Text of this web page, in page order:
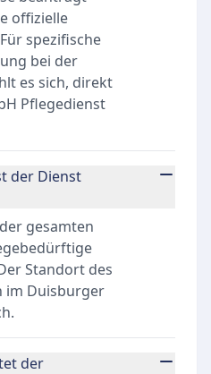
offizielle
spezifische
bei der
es sich, direkt
Pflegedienst
der Dienst
gesamten
Standort des
im Duisburger
der